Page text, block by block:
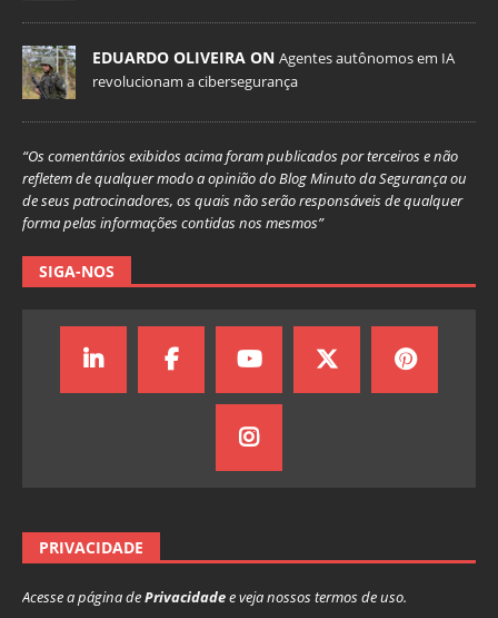
EDUARDO OLIVEIRA ON Agentes autônomos em IA
revolucionam a cibersegurança
“Os comentários exibidos acima foram publicados por terceiros e não
refletem de qualquer modo a opinião do Blog Minuto da Segurança ou
de seus patrocinadores, os quais não serão responsáveis de qualquer
forma pelas informações contidas nos mesmos”
SIGA-NOS
PRIVACIDADE
Acesse a página dePrivacidadee veja nossos termos de uso.